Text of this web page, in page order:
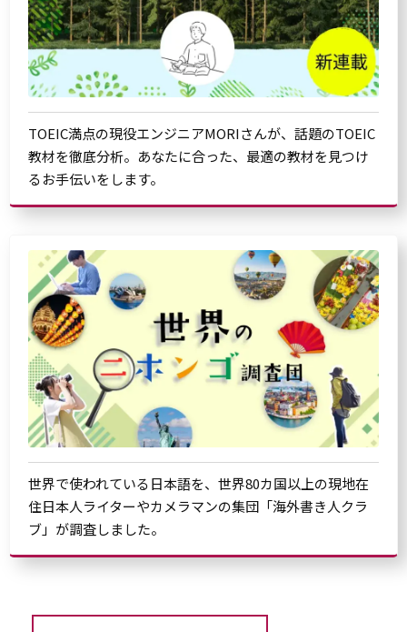
TOEIC満点の現役エンジニアMORIさんが、話題のTOEIC
教材を徹底分析。あなたに合った、最適の教材を見つけ
るお手伝いをします。
世界で使われている日本語を、世界80カ国以上の現地在
住日本人ライターやカメラマンの集団「海外書き人クラ
ブ」が調査しました。